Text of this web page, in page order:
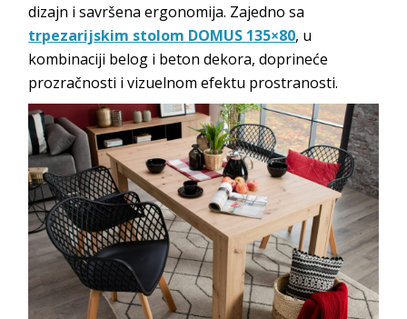
dizajn i savršena ergonomija. Zajedno sa
trpezarijskim stolom DOMUS 135×80, u
kombinaciji belog i beton dekora, doprineće
prozračnosti i vizuelnom efektu prostranosti.